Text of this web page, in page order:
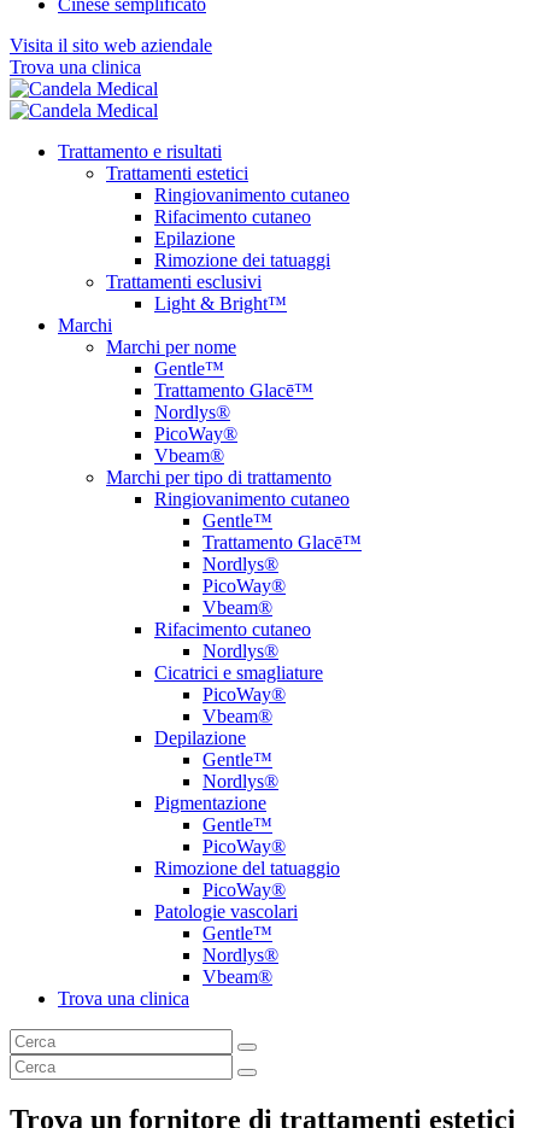
Cinese semplificato
Visita il sito web aziendale
Trova una clinica
Trattamento e risultati
Trattamenti estetici
Ringiovanimento cutaneo
Rifacimento cutaneo
Epilazione
Rimozione dei tatuaggi
Trattamenti esclusivi
Light & Bright™
Marchi
Marchi per nome
Gentle™
Trattamento Glacē™
Nordlys®
PicoWay®
Vbeam®
Marchi per tipo di trattamento
Ringiovanimento cutaneo
Gentle™
Trattamento Glacē™
Nordlys®
PicoWay®
Vbeam®
Rifacimento cutaneo
Nordlys®
Cicatrici e smagliature
PicoWay®
Vbeam®
Depilazione
Gentle™
Nordlys®
Pigmentazione
Gentle™
PicoWay®
Rimozione del tatuaggio
PicoWay®
Patologie vascolari
Gentle™
Nordlys®
Vbeam®
Trova una clinica
Trova un fornitore di trattamenti estetici